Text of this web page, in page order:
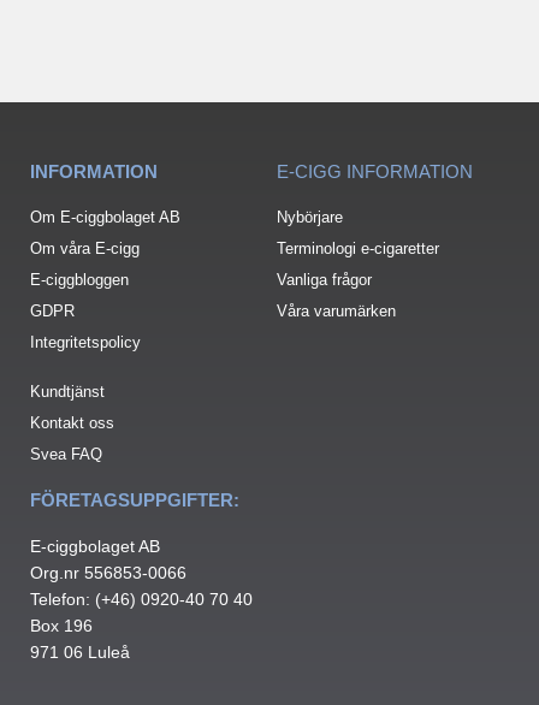
INFORMATION
Om E-ciggbolaget AB
Om våra E-cigg
E-ciggbloggen
GDPR
Integritetspolicy
Kundtjänst
Kontakt oss
Svea FAQ
E-CIGG INFORMATION
Nybörjare
Terminologi e-cigaretter
Vanliga frågor
Våra varumärken
FÖRETAGSUPPGIFTER:
E-ciggbolaget AB
Org.nr 556853-0066
Telefon: (+46) 0920-40 70 40
Box 196
971 06 Luleå